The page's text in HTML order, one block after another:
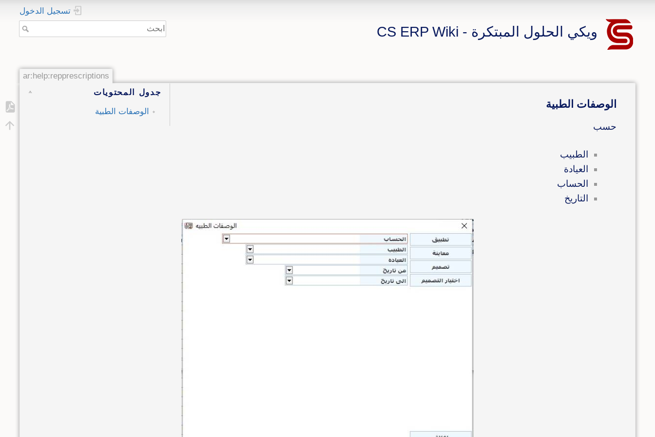
ويكي الحلول المبتكرة - CS ERP Wiki
تسجيل الدخول
ar:help:repprescriptions
جدول المحتويات
الوصفات الطبية
الوصفات الطبية
حسب
الطبيب
العيادة
الحساب
التاريخ